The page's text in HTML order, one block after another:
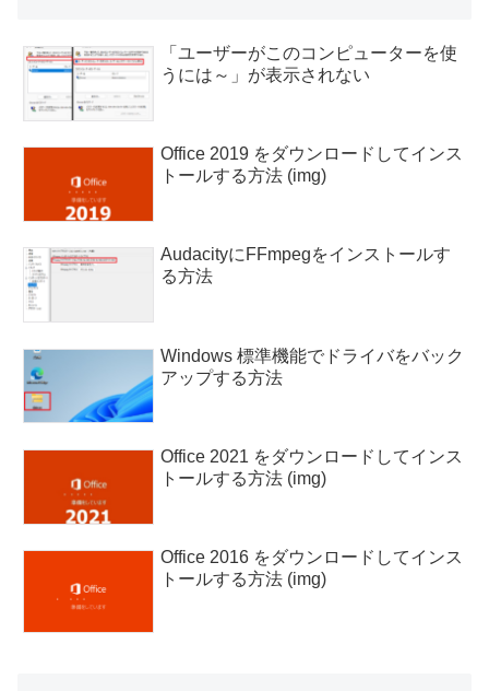
「ユーザーがこのコンピューターを使
うには～」が表示されない
Office 2019 をダウンロードしてインス
トールする方法 (img)
AudacityにFFmpegをインストールす
る方法
Windows 標準機能でドライバをバック
アップする方法
Office 2021 をダウンロードしてインス
トールする方法 (img)
Office 2016 をダウンロードしてインス
トールする方法 (img)